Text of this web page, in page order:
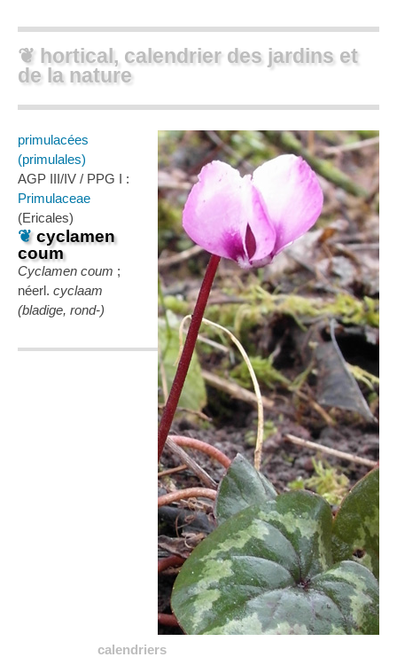
❦ hortical, calendrier des jardins et
de la nature
primulacées
(primulales)
AGP III/IV / PPG I :
Primulaceae
(Ericales)
❦cyclamen
coum
Cyclamen coum ;
néerl. cyclaam
(bladige, rond-)
calendriers